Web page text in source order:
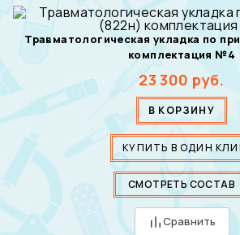
Травматологическая укладка по
комплектация №4
23 300 руб.
В КОРЗИНУ
КУПИТЬ В ОДИН
СМОТРЕТЬ СОСТАВ
Сравнить